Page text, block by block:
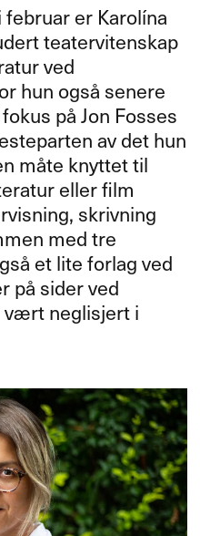
er Karolína
teatervitenskap
ved
hun også senere
på Jon Fosses
av det hun
måte knyttet til
eller film
skrivning
med tre
et lite forlag ved
på sider ved
vært neglisjert i